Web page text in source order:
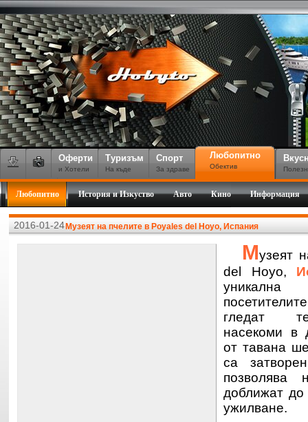
Оферти
и Хотели
Туризъм
На къде
Спорт
За здраве
Любопитно
Обектив
Любопитно История и Изкуство Авто Кино Информация
2016-01-24 Музеят на пчелите в Poyales del Hoyo, Испания
Музеят
del Hoyo,
гледат
насекоми в
от тавана
са
доближат до
ужилване.